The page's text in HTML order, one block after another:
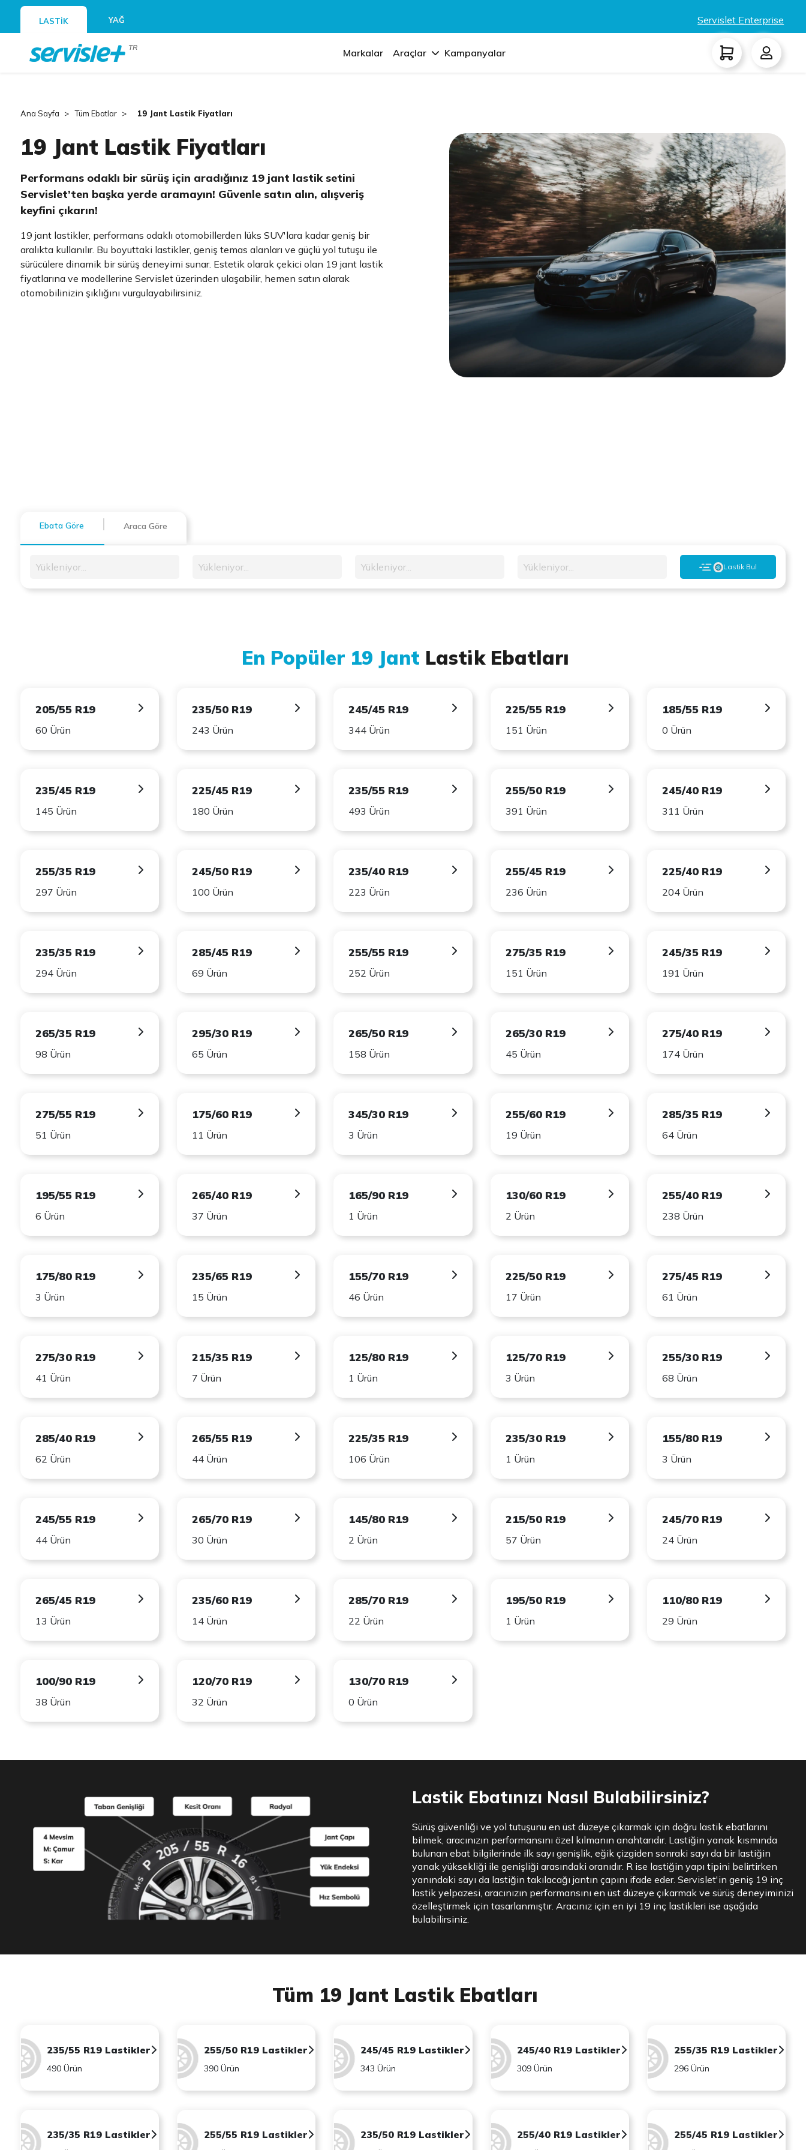
LASTİK YAĞ Servislet Enterprise
TR Markalar Araçlar Kampanyalar
Ana Sayfa Tüm Ebatlar 19 Jant Lastik Fiyatları
19 Jant Lastik Fiyatları
Performans odaklı bir sürüş için aradığınız 19 jant lastik setini
Servislet’ten başka yerde aramayın! Güvenle satın alın, alışveriş
keyfini çıkarın!
19 jant lastikler, performans odaklı otomobillerden lüks SUV'lara kadar geniş bir
aralıkta kullanılır. Bu boyuttaki lastikler, geniş temas alanları ve güçlü yol tutuşu ile
sürücülere dinamik bir sürüş deneyimi sunar. Estetik olarak çekici olan 19 jant lastik
fiyatlarına ve modellerine Servislet üzerinden ulaşabilir, hemen satın alarak
otomobilinizin şıklığını vurgulayabilirsiniz.
Ebata Göre Araca Göre
Yükleniyor... Yükleniyor... Yükleniyor... Yükleniyor... Lastik Bul
En Popüler 19 Jant Lastik Ebatları
205/55 R19
60 Ürün
235/50 R19
243 Ürün
245/45 R19
344 Ürün
225/55 R19
151 Ürün
185/55 R19
0 Ürün
235/45 R19
145 Ürün
225/45 R19
180 Ürün
235/55 R19
493 Ürün
255/50 R19
391 Ürün
245/40 R19
311 Ürün
255/35 R19
297 Ürün
245/50 R19
100 Ürün
235/40 R19
223 Ürün
255/45 R19
236 Ürün
225/40 R19
204 Ürün
235/35 R19
294 Ürün
285/45 R19
69 Ürün
255/55 R19
252 Ürün
275/35 R19
151 Ürün
245/35 R19
191 Ürün
265/35 R19
98 Ürün
295/30 R19
65 Ürün
265/50 R19
158 Ürün
265/30 R19
45 Ürün
275/40 R19
174 Ürün
275/55 R19
51 Ürün
175/60 R19
11 Ürün
345/30 R19
3 Ürün
255/60 R19
19 Ürün
285/35 R19
64 Ürün
195/55 R19
6 Ürün
265/40 R19
37 Ürün
165/90 R19
1 Ürün
130/60 R19
2 Ürün
255/40 R19
238 Ürün
175/80 R19
3 Ürün
235/65 R19
15 Ürün
155/70 R19
46 Ürün
225/50 R19
17 Ürün
275/45 R19
61 Ürün
275/30 R19
41 Ürün
215/35 R19
7 Ürün
125/80 R19
1 Ürün
125/70 R19
3 Ürün
255/30 R19
68 Ürün
285/40 R19
62 Ürün
265/55 R19
44 Ürün
225/35 R19
106 Ürün
235/30 R19
1 Ürün
155/80 R19
3 Ürün
245/55 R19
44 Ürün
265/70 R19
30 Ürün
145/80 R19
2 Ürün
215/50 R19
57 Ürün
245/70 R19
24 Ürün
265/45 R19
13 Ürün
235/60 R19
14 Ürün
285/70 R19
22 Ürün
195/50 R19
1 Ürün
110/80 R19
29 Ürün
100/90 R19
38 Ürün
120/70 R19
32 Ürün
130/70 R19
0 Ürün
Lastik Ebatınızı Nasıl Bulabilirsiniz?
Sürüş güvenliği ve yol tutuşunu en üst düzeye çıkarmak için doğru lastik ebatlarını
bilmek, aracınızın performansını özel kılmanın anahtarıdır. Lastiğin yanak kısmında
bulunan ebat bilgilerinde ilk sayı genişlik, eğik çizgiden sonraki sayı da bir lastiğin
yanak yüksekliği ile genişliği arasındaki oranıdır. R ise lastiğin yapı tipini belirtirken
yanındaki sayı da lastiğin takılacağı jantın çapını ifade eder. Servislet'in geniş 19 inç
lastik yelpazesi, aracınızın performansını en üst düzeye çıkarmak ve sürüş deneyiminizi
özelleştirmek için tasarlanmıştır. Aracınız için en iyi 19 inç lastikleri ise aşağıda
bulabilirsiniz.
Tüm 19 Jant Lastik Ebatları
235/55 R19 Lastikler
490 Ürün
255/50 R19 Lastikler
390 Ürün
245/45 R19 Lastikler
343 Ürün
245/40 R19 Lastikler
309 Ürün
255/35 R19 Lastikler
296 Ürün
235/35 R19 Lastikler 255/55 R19 Lastikler 235/50 R19 Lastikler 255/40 R19 Lastikler 255/45 R19 Lastikler